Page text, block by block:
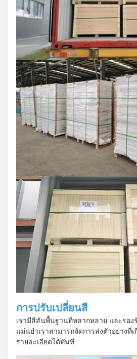
การปรับเปลี่ยนสี
เรามีสีสันพื้นฐานที่หลากหลาย และรอง
แม่นยําเราสามารถจัดการส่งตัวอย่างที่
รายละเอียดได้ทันที.